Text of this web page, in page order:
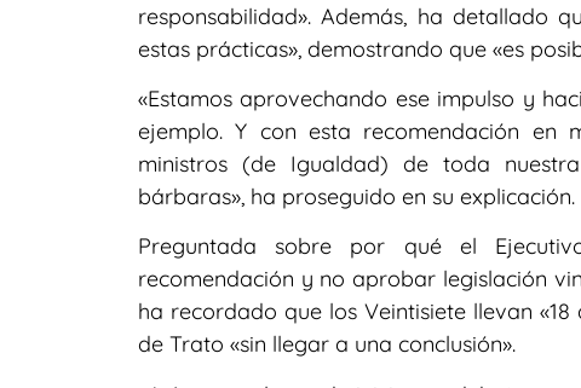
responsabilidad». Además, ha detallado
estas prácticas», demostrando que «es
«Estamos aprovechando ese impulso y
ejemplo. Y con esta recomendación en
ministros (de Igualdad) de toda
bárbaras», ha proseguido en su explicación.
Preguntada sobre por qué el
recomendación y no aprobar legislación
ha recordado que los Veintisiete llevan
de Trato «sin llegar a una conclusión».